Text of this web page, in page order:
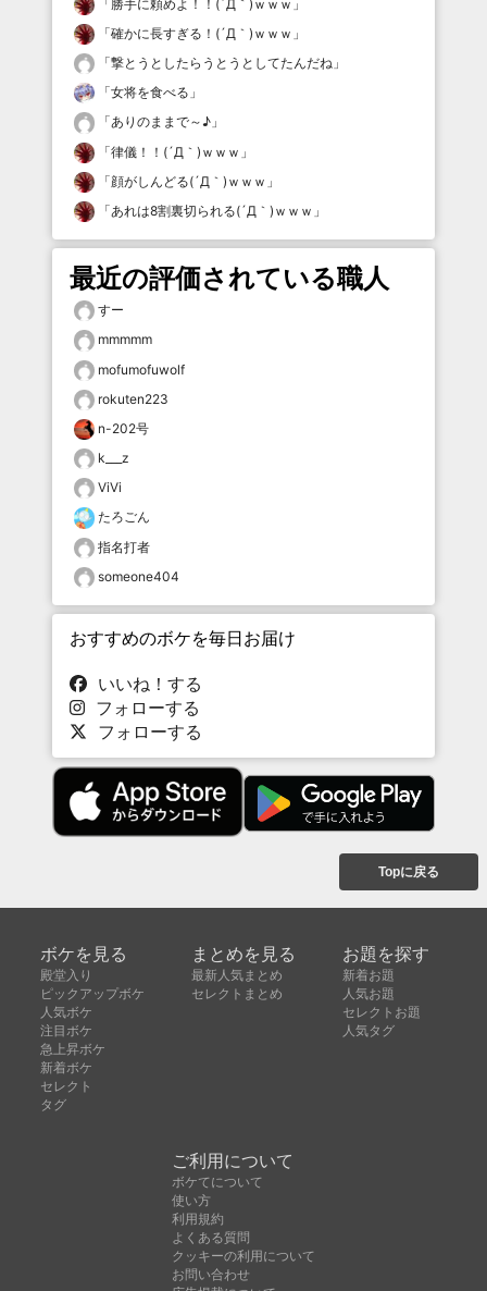
「勝手に頼めよ！！(´Д｀)ｗｗｗ 」
「確かに長すぎる！(´Д｀)ｗｗｗ 」
「撃とうとしたらうとうとしてたんだね 」
「女将を食べる 」
「ありのままで～♪ 」
「律儀！！(´Д｀)ｗｗｗ 」
「顔がしんどる(´Д｀)ｗｗｗ 」
「あれは8割裏切られる(´Д｀)ｗｗｗ 」
最近の評価されている職人
すー
mmmmm
mofumofuwolf
rokuten223
n-202号
k___z
ViVi
たろごん
指名打者
someone404
おすすめのボケを毎日お届け
いいね！する
フォローする
フォローする
Topに戻る
ボケを見る
殿堂入り
ピックアップボケ
人気ボケ
注目ボケ
急上昇ボケ
新着ボケ
セレクト
タグ
まとめを見る
最新人気まとめ
セレクトまとめ
お題を探す
新着お題
人気お題
セレクトお題
人気タグ
ご利用について
ボケてについて
使い方
利用規約
よくある質問
クッキーの利用について
お問い合わせ